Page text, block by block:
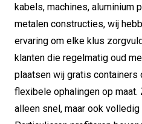
kabels, machines, aluminium
metalen constructies, wij
ervaring om elke klus
klanten die regelmatig oud
plaatsen wij gratis containers
flexibele ophalingen op
alleen snel, maar ook